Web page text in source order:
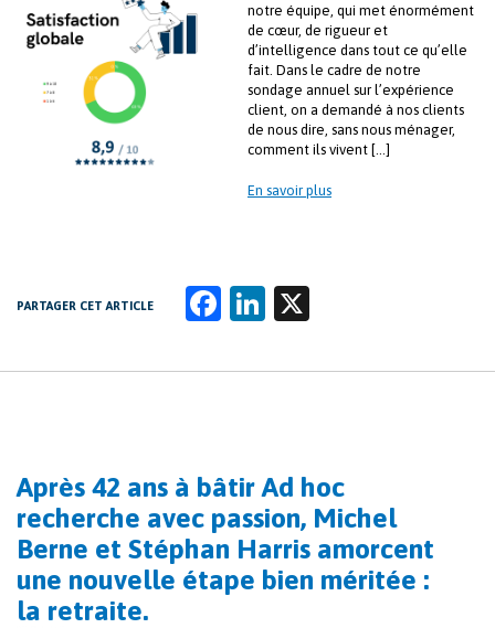
notre équipe, qui met énormément
de cœur, de rigueur et
d’intelligence dans tout ce qu’elle
fait. Dans le cadre de notre
sondage annuel sur l’expérience
client, on a demandé à nos clients
de nous dire, sans nous ménager,
comment ils vivent […]
En savoir plus
PARTAGER CET ARTICLE
Fa
b
k
Li
k
n
Après 42 ans à bâtir Ad hoc
recherche avec passion, Michel
Berne et Stéphan Harris amorcent
une nouvelle étape bien méritée :
la retraite.